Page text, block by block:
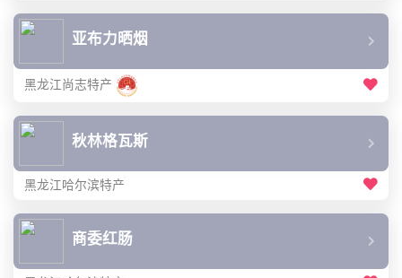
亚布力晒烟
黑龙江尚志特产
秋林格瓦斯
黑龙江哈尔滨特产
商委红肠